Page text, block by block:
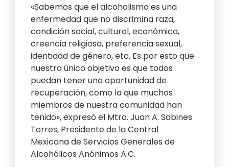
«Sabemos que el alcoholismo es una
enfermedad que no discrimina raza,
condición social, cultural, económica,
creencia religiosa, preferencia sexual,
identidad de género, etc. Es por esto que
nuestro único objetivo es que todos
puedan tener una oportunidad de
recuperación, como la que muchos
miembros de nuestra comunidad han
tenido», expresó el Mtro. Juan A. Sabines
Torres, Presidente de la Central
Mexicana de Servicios Generales de
Alcohólicos Anónimos A.C.